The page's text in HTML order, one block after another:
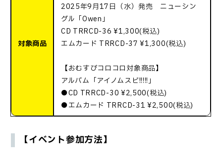
対象商品
2025年9月17日（水）発売 ニューシン
グル「Owen」
CD TRRCD-36 ¥1,300(税込)
エムカード TRRCD-37 ¥1,300(税込)
【おむすびコロコロ対象商品】
アルバム「アイノムスビ!!!!!」
●CD TRRCD-30 ¥2,500(税込)
●エムカード TRRCD-31 ¥2,500(税込)
【イベント参加方法】